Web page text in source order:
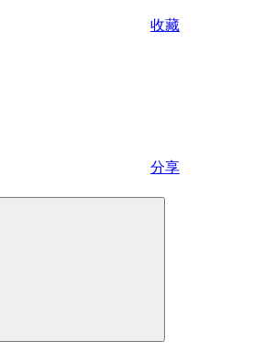
收藏
分享